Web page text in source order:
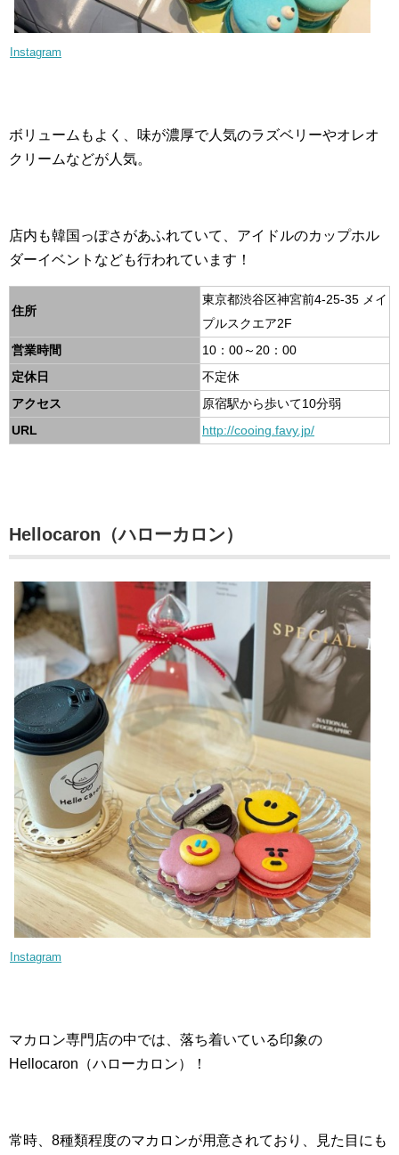
Instagram
ボリュームもよく、味が濃厚で人気のラズベリーやオレオ
クリームなどが人気。
店内も韓国っぽさがあふれていて、アイドルのカップホル
ダーイベントなども行われています！
住所
東京都渋谷区神宮前4-25-35 メイ
プルスクエア2F
営業時間
10：00～20：00
定休日
不定休
アクセス
原宿駅から歩いて10分弱
URL
http://cooing.favy.jp/
Hellocaron（ハローカロン）
Instagram
マカロン専門店の中では、落ち着いている印象の
Hellocaron（ハローカロン）！
常時、8種類程度のマカロンが用意されており、見た目にも